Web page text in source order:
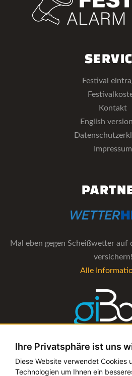
Ihre Privatsphäre ist uns
Diese Website verwendet Cookies
Technologien um Ihnen ein
Festival
Kontakt
English version
Impressum
Mal eben gegen Scheißwetter auf
versichern!
Alle
Die Verwaltungs-Software